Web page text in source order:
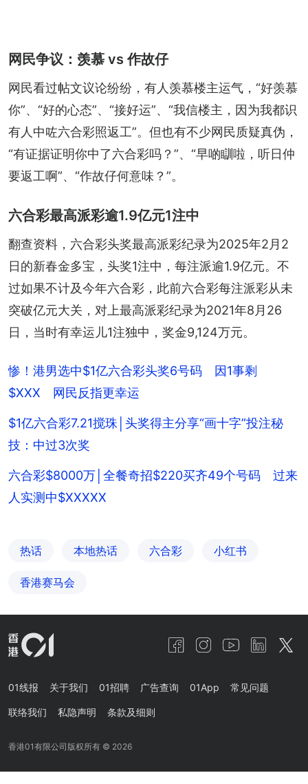
网民争议：羡慕 vs 作故仔
网民看过帖文议论纷纷，有人羡慕楼主运气，“好羡慕
你”、“好的心态”、“接好运”、“我信楼主，因为我都识
有人中咗六合彩照返工”。但也有不少网民质疑真伪，
“有证据证明你中了六合彩吗？”、“早啲瞓啦，听日仲
要返工啊”、“作故仔何意味？”。
六合彩最高派彩逾1.9亿元1注中
翻查资料，六合彩头奖最高派彩纪录为2025年2月2
日的新春金多宝，头奖1注中，每注派逾1.9亿元。不
过如果不计及今年六合彩，此前六合彩每注派彩从未
突破亿元大关，对上最高派彩纪录为2021年8月26
日，当时有幸运儿1注独中，奖金9,124万元。
惨！港男选中$1亿六合彩头奖6号码 因1事剩
$XXX 网民反指更幸运
$1亿六合彩7.21搅珠│头奖得主分享“画十字”投注秘
技：中过3次奖
六合彩$8000万│全餐奇招$220买齐49个号码 过来
人实测中$XXXXX
热话 本地热话 六合彩 小红书
香港赛马会
01线报 关于我们 01招聘 广告查询 01App 常见问题
联络我们 私隐声明 条款及细则
香港01有限公司版权所有 © 2026